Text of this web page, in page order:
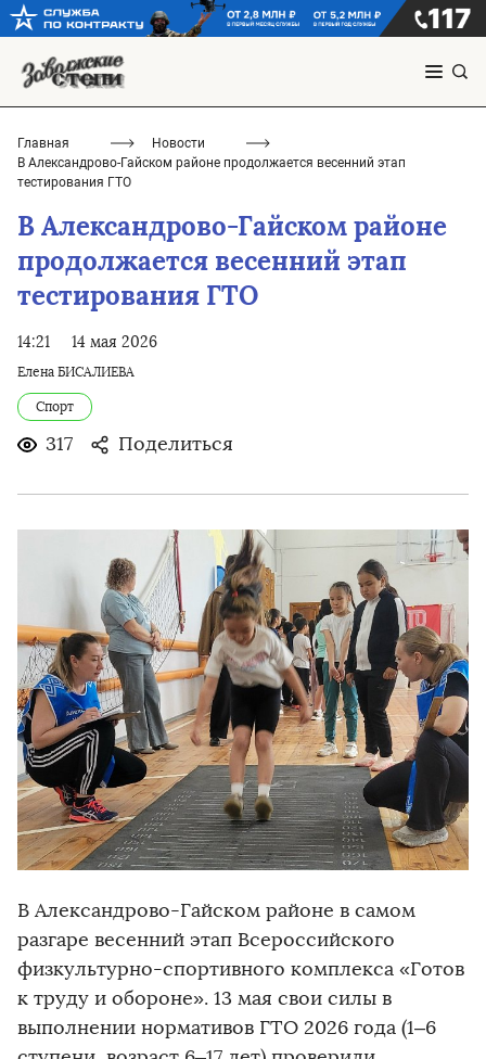
Главная
Новости
В Александрово-Гайском районе продолжается весенний этап
тестирования ГТО
В Александрово-Гайском районе
продолжается весенний этап
тестирования ГТО
14:21 14 мая 2026
Елена БИСАЛИЕВА
Спорт
317 Поделиться
В Александрово-Гайском районе в самом
разгаре весенний этап Всероссийского
физкультурно-спортивного комплекса «Готов
к труду и обороне». 13 мая свои силы в
выполнении нормативов ГТО 2026 года (1–6